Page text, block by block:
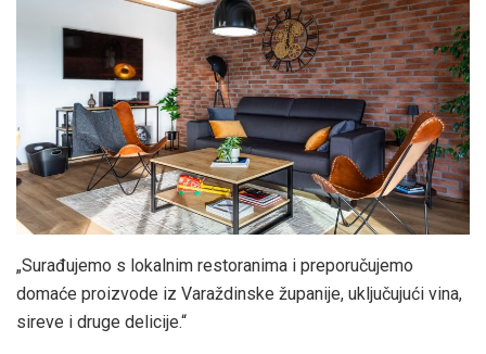
„Surađujemo s lokalnim restoranima i preporučujemo
domaće proizvode iz Varaždinske županije, uključujući vina,
sireve i druge delicije.“